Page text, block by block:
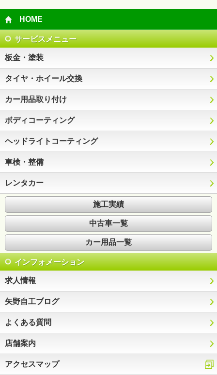
HOME
サービスメニュー
板金・塗装
タイヤ・ホイール交換
カー用品取り付け
ボディコーティング
ヘッドライトコーティング
車検・整備
レンタカー
施工実績
中古車一覧
カー用品一覧
インフォメーション
求人情報
矢野自工ブログ
よくある質問
店舗案内
アクセスマップ